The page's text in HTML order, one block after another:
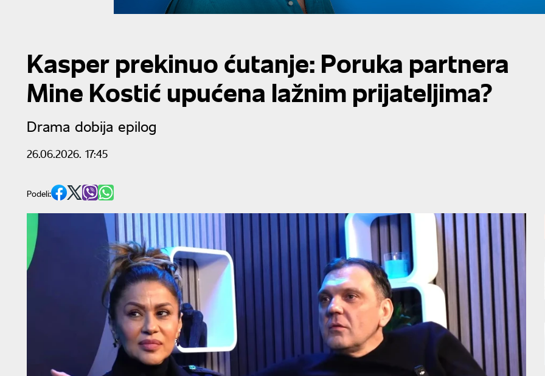
Kasper prekinuo ćutanje: Poruka partnera
Mine Kostić upućena lažnim prijateljima?
Drama dobija epilog
26.06.2026. 17:45
Podeli: